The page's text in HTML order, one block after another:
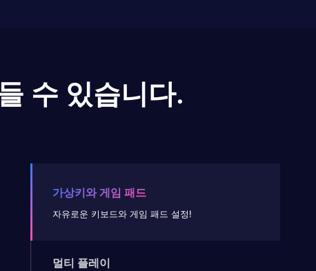
수 있습니다.
가상키와 게임 패드
자유로운 키보드와 게임 패드 설정!
멀티 플레이